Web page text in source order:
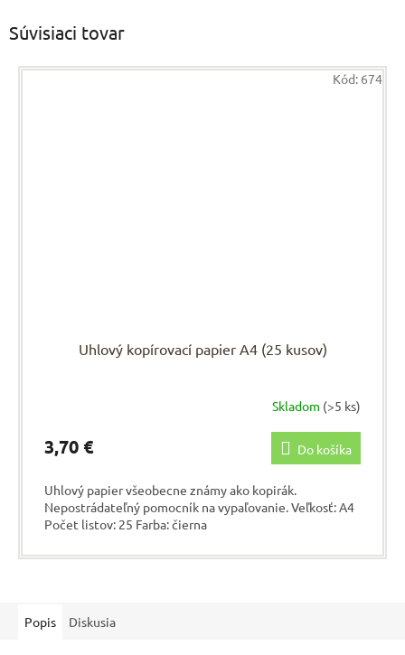
Súvisiaci tovar
Uhlový kopírovací papier A4 (25 kusov)
Skladom (>5 ks)
3,70 € Do košíka
Uhlový papier všeobecne známy ako kopirák.
Nepostrádateľný pomocník na vypaľovanie. Veľkosť: A4
Počet listov: 25 Farba: čierna
Kód: 674
Popis Diskusia